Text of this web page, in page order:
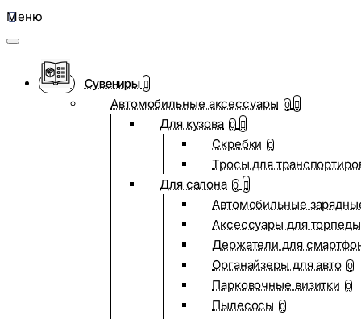
Меню
Сувениры
Автомобильные аксессуары 0
Для кузова 0
Скребки 0
Тросы для
Для салона 0
Автомобильные
Аксессуары для
Держатели для
Органайзеры для авто 0
Парковочные визитки 0
Пылесосы 0